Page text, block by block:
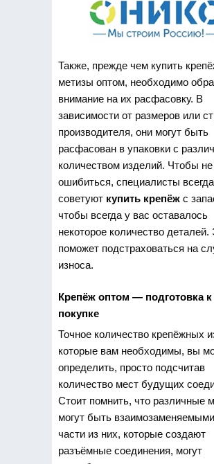
Также, прежде чем купить
метизы оптом, необходимо
внимание на их расфасовку. В
зависимости от размеров или
производителя, они могут быть
расфасован в упаковки с
количеством изделий. Чтобы не
ошибиться, специалисты всегда
советуют купить крепёжс
чтобы всегда у вас оставалось
некоторое количество деталей.
поможет подстраховаться на
износа.
Крепёж оптом — подготовка к
покупке
Точное количество крепёжных
которые вам необходимы, вы
определить, просто подсчитав
количество мест будущих
Стоит помнить, что различные
могут быть
части из них, которые создают
разъёмные соединения, могут